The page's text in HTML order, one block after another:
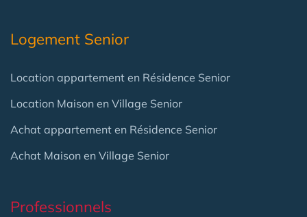
Logement Senior
Location appartement en Résidence Senior
Location Maison en Village Senior
Achat appartement en Résidence Senior
Achat Maison en Village Senior
Professionnels